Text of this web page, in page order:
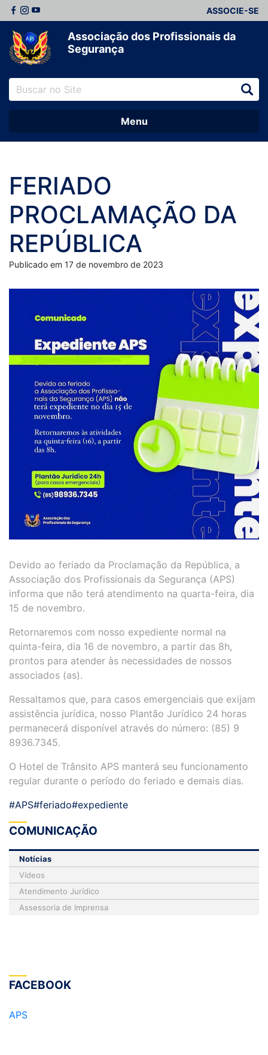
ASSOCIE-SE
Associação dos Profissionais da
Segurança
Menu
FERIADO
PROCLAMAÇÃO DA
REPÚBLICA
Publicado em 17 de novembro de 2023
Devido ao feriado da Proclamação da República, a
Associação dos Profissionais da Segurança (APS)
informa que não terá atendimento na quarta-feira, dia
15 de novembro.
Retornaremos com nosso expediente normal na
quinta-feira, dia 16 de novembro, a partir das 8h,
prontos para atender às necessidades de nossos
associados (as).
Ressaltamos que, para casos emergenciais que exijam
assistência jurídica, nosso Plantão Jurídico 24 horas
permanecerá disponível através do número: (85) 9
8936.7345.
O Hotel de Trânsito APS manterá seu funcionamento
regular durante o período do feriado e demais dias.
#APS#feriado#expediente
COMUNICAÇÃO
Notícias
Vídeos
Atendimento Jurídico
Assessoria de Imprensa
FACEBOOK
APS